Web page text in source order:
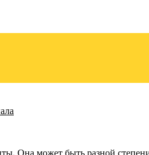
Она может быть разной